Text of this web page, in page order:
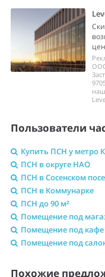
Пользователи
Купить ПСН у метро
ПСН в округе НАО
ПСН в Сосенском
ПСН в Коммунарке
ПСН до 90 м²
Помещение под
Помещение под кафе
Помещение под
Похожие